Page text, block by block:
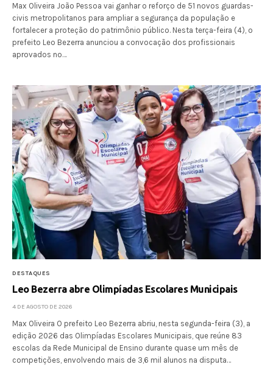
Max Oliveira João Pessoa vai ganhar o reforço de 51 novos guardas-
civis metropolitanos para ampliar a segurança da população e
fortalecer a proteção do patrimônio público. Nesta terça-feira (4), o
prefeito Leo Bezerra anunciou a convocação dos profissionais
aprovados no…
DESTAQUES
Leo Bezerra abre Olimpíadas Escolares Municipais
4 DE AGOSTO DE 2026
Max Oliveira O prefeito Leo Bezerra abriu, nesta segunda-feira (3), a
edição 2026 das Olimpíadas Escolares Municipais, que reúne 83
escolas da Rede Municipal de Ensino durante quase um mês de
competições, envolvendo mais de 3,6 mil alunos na disputa…